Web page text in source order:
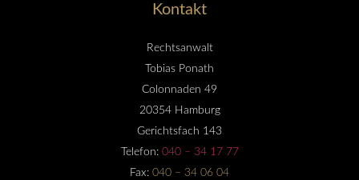
Kontakt
Rechtsanwalt
Tobias Ponath
Colonnaden 49
20354 Hamburg
Gerichtsfach 143
Telefon: 040 – 34 17 77
Fax: 040 – 34 06 04